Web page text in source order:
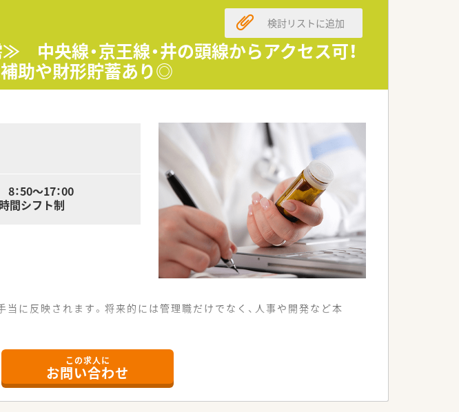
新たに正社員の薬剤師を募集しています。
戦力として活躍できる方を歓迎いたします。
しながら明るく柔軟に対応できる方が適しています。
ばす次世代型店舗の構築を積極的に進めています。
安全の確保と対人業務の拡充に注力しています。
最高位認定を受けるなど労働環境を整備しています。
ドラッグストアを展開する大手法人です。
した経営基盤と実績を誇っています。
おり、自由度の高い挑戦を応援する風土があります。
中央線・京王線・井の頭線からアクセス可！
助や財形貯蓄あり◎
検討リストに追加
：50～17：00
間シフト制
に反映されます。将来的には管理職だけでなく、人事や開発など本
域に根差した調剤薬局となります。
整形外科の科目を応需しています。
を整えて日々の業務に対応しています。
この求人に
お問い合わせ